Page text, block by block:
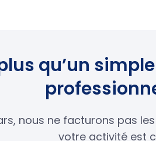
qu’un
nous ne facturons pas
votre activité est